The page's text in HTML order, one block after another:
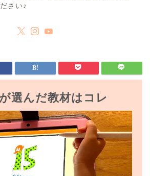
さい♪
選んだ教材はコレ